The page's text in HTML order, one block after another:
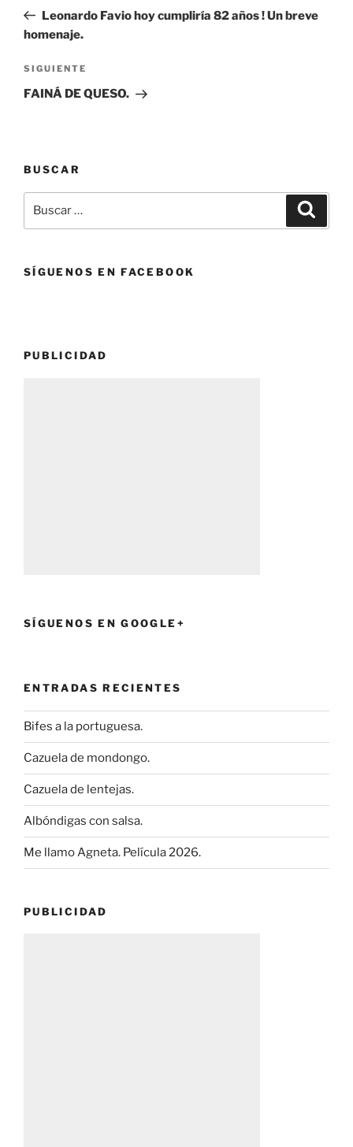
entradas
anterior:
Leonardo Favio hoy cumpliría 82 años ! Un breve
homenaje.
Siguiente
entrada
SIGUIENTE
FAINÁ DE QUESO.
BUSCAR
por:
SÍGUENOS EN FACEBOOK
PUBLICIDAD
SÍGUENOS EN GOOGLE+
ENTRADAS RECIENTES
Bifes a la portuguesa.
Cazuela de mondongo.
Cazuela de lentejas.
Albóndigas con salsa.
Me llamo Agneta. Película 2026.
PUBLICIDAD